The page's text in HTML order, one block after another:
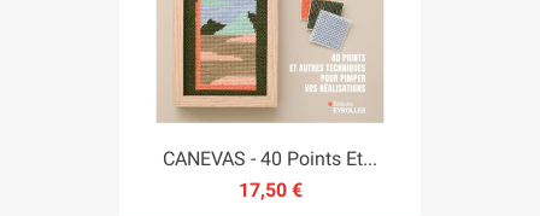
CANEVAS - 40 Points Et...
17,50 €